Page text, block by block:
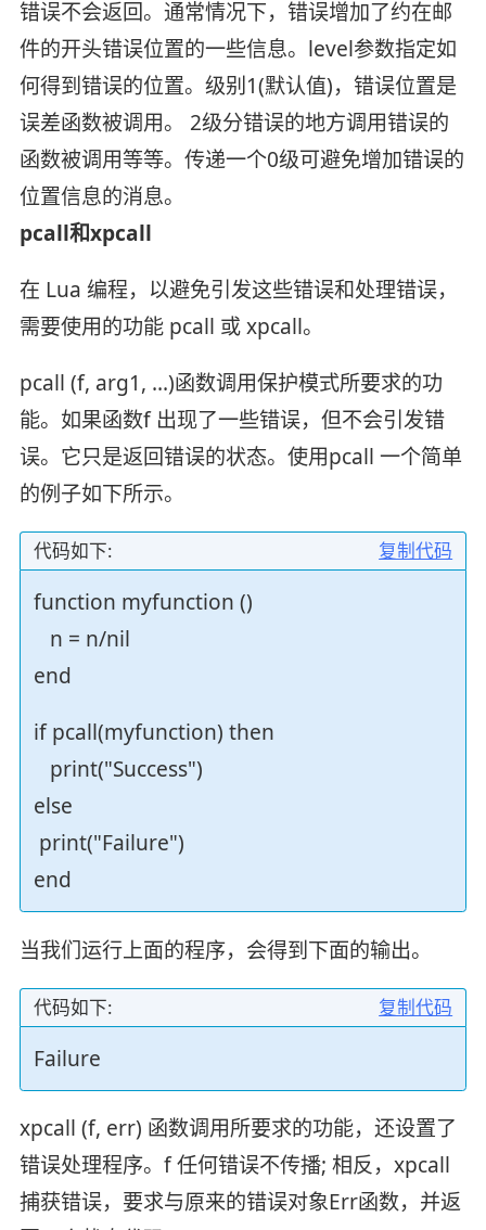
错误不会返回。通常情况下，错误增加了约在邮
件的开头错误位置的一些信息。level参数指定如
何得到错误的位置。级别1(默认值)，错误位置是
误差函数被调用。 2级分错误的地方调用错误的
函数被调用等等。传递一个0级可避免增加错误的
位置信息的消息。
pcall和xpcall
在 Lua 编程，以避免引发这些错误和处理错误，
需要使用的功能 pcall 或 xpcall。
pcall (f, arg1, ...)函数调用保护模式所要求的功
能。如果函数f 出现了一些错误，但不会引发错
误。它只是返回错误的状态。使用pcall 一个简单
的例子如下所示。
复制代码
代码如下:
function myfunction ()
n = n/nil
end
if pcall(myfunction) then
print("Success")
else
print("Failure")
end
当我们运行上面的程序，会得到下面的输出。
复制代码
代码如下:
Failure
xpcall (f, err) 函数调用所要求的功能，还设置了
错误处理程序。f 任何错误不传播; 相反，xpcall
捕获错误，要求与原来的错误对象Err函数，并返